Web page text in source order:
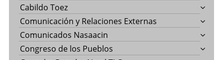
Cabildo Toez
Comunicación y Relaciones Externas
Comunicados Nasaacin
Congreso de los Pueblos